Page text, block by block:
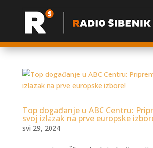
Top događanje u ABC Centru:
svoj izlazak na prve europske
svi 29, 2024